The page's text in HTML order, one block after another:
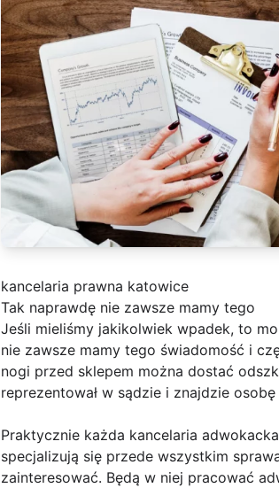
kancelaria prawna katowice
Tak naprawdę nie zawsze mamy tego
Jeśli mieliśmy jakikolwiek wpadek, to
nie zawsze mamy tego świadomość i
nogi przed sklepem można dostać
reprezentował w sądzie i znajdzie
Praktycznie każda kancelaria
specjalizują się przede wszystkim
zainteresować. Będą w niej pracować